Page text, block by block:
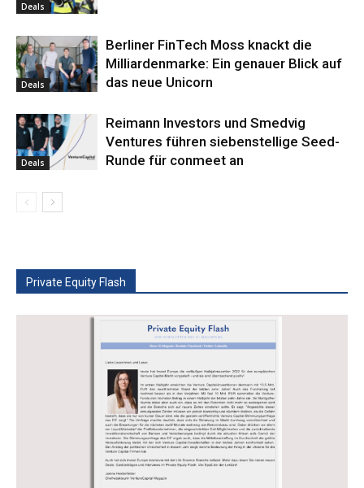
Deals
Deals
Berliner FinTech Moss knackt die
Milliardenmarke: Ein genauer Blick auf
das neue Unicorn
Deals
Reimann Investors und Smedvig
Ventures führen siebenstellige Seed-
Runde für conmeet an
Private Equity Flash